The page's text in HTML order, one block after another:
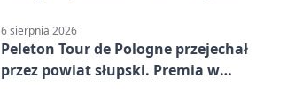
6 sierpnia 2026
Peleton Tour de Pologne przejechał
przez powiat słupski. Premia w